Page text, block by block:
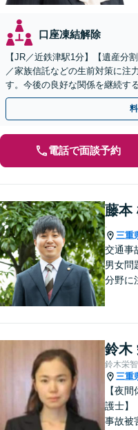
口座凍結解除
【JR／近鉄津駅1分】【遺産分
／家族信託などの生前対策に注
す。今後の良好な関係を継続す
精査し適切な対応策を考えます
電話で面談予約
藤本
三重
交通事
男女問
分野に
お気軽
【離婚
数】
鈴木
鈴木栄
三重
【夜
護士】
事故被